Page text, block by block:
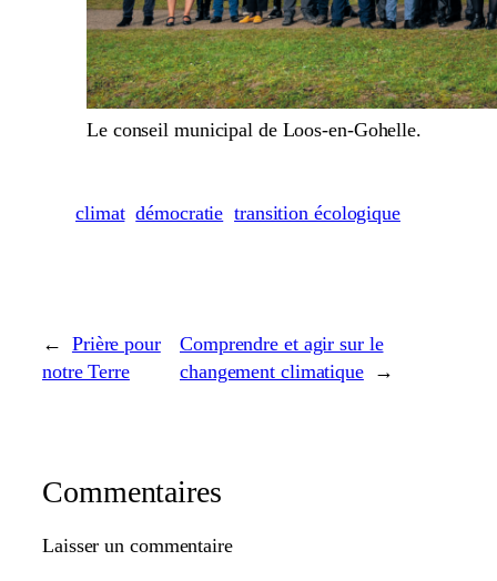
Le conseil municipal de Loos-en-Gohelle.
climat démocratie transition écologique
← Prière pour
notre Terre
Comprendre et agir sur le
changement climatique
→
Commentaires
Laisser un commentaire